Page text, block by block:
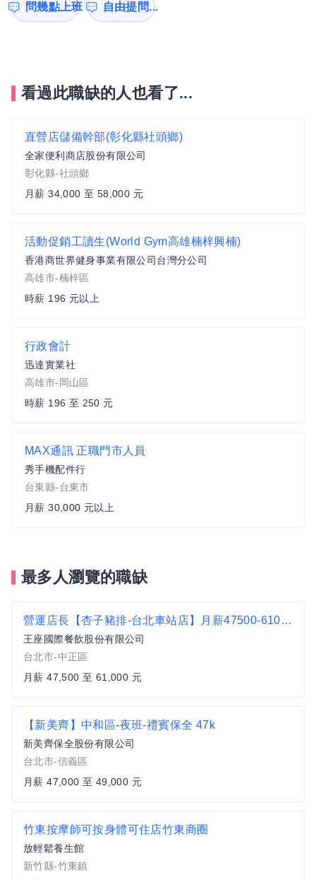
問幾點上班 自由提問...
看過此職缺的人也看了...
直營店儲備幹部(彰化縣社頭鄉)
全家便利商店股份有限公司
彰化縣-社頭鄉
月薪 34,000 至 58,000 元
活動促銷工讀生(World Gym高雄楠梓興楠)
香港商世界健身事業有限公司台灣分公司
高雄市-楠梓區
時薪 196 元以上
行政會計
迅達實業社
高雄市-岡山區
時薪 196 至 250 元
MAX通訊 正職門市人員
秀手機配件行
台東縣-台東市
月薪 30,000 元以上
最多人瀏覽的職缺
營運店長【杏子豬排-台北車站店】月薪47500-61000 #另有門市達標獎金
王座國際餐飲股份有限公司
台北市-中正區
月薪 47,500 至 61,000 元
【新美齊】中和區-夜班-禮賓保全 47k
新美齊保全股份有限公司
台北市-信義區
月薪 47,000 至 49,000 元
竹東按摩師可按身體可住店竹東商圈
放輕鬆養生館
新竹縣-竹東鎮